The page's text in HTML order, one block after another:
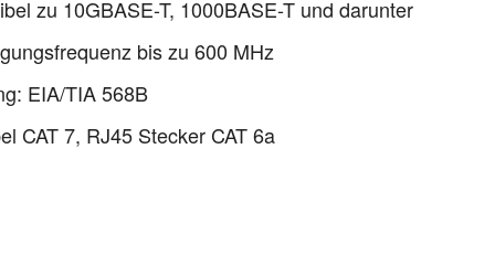
zu 10GBASE-T, 1000BASE-T und darunter
bis zu 600 MHz
EIA/TIA 568B
CAT 7, RJ45 Stecker CAT 6a